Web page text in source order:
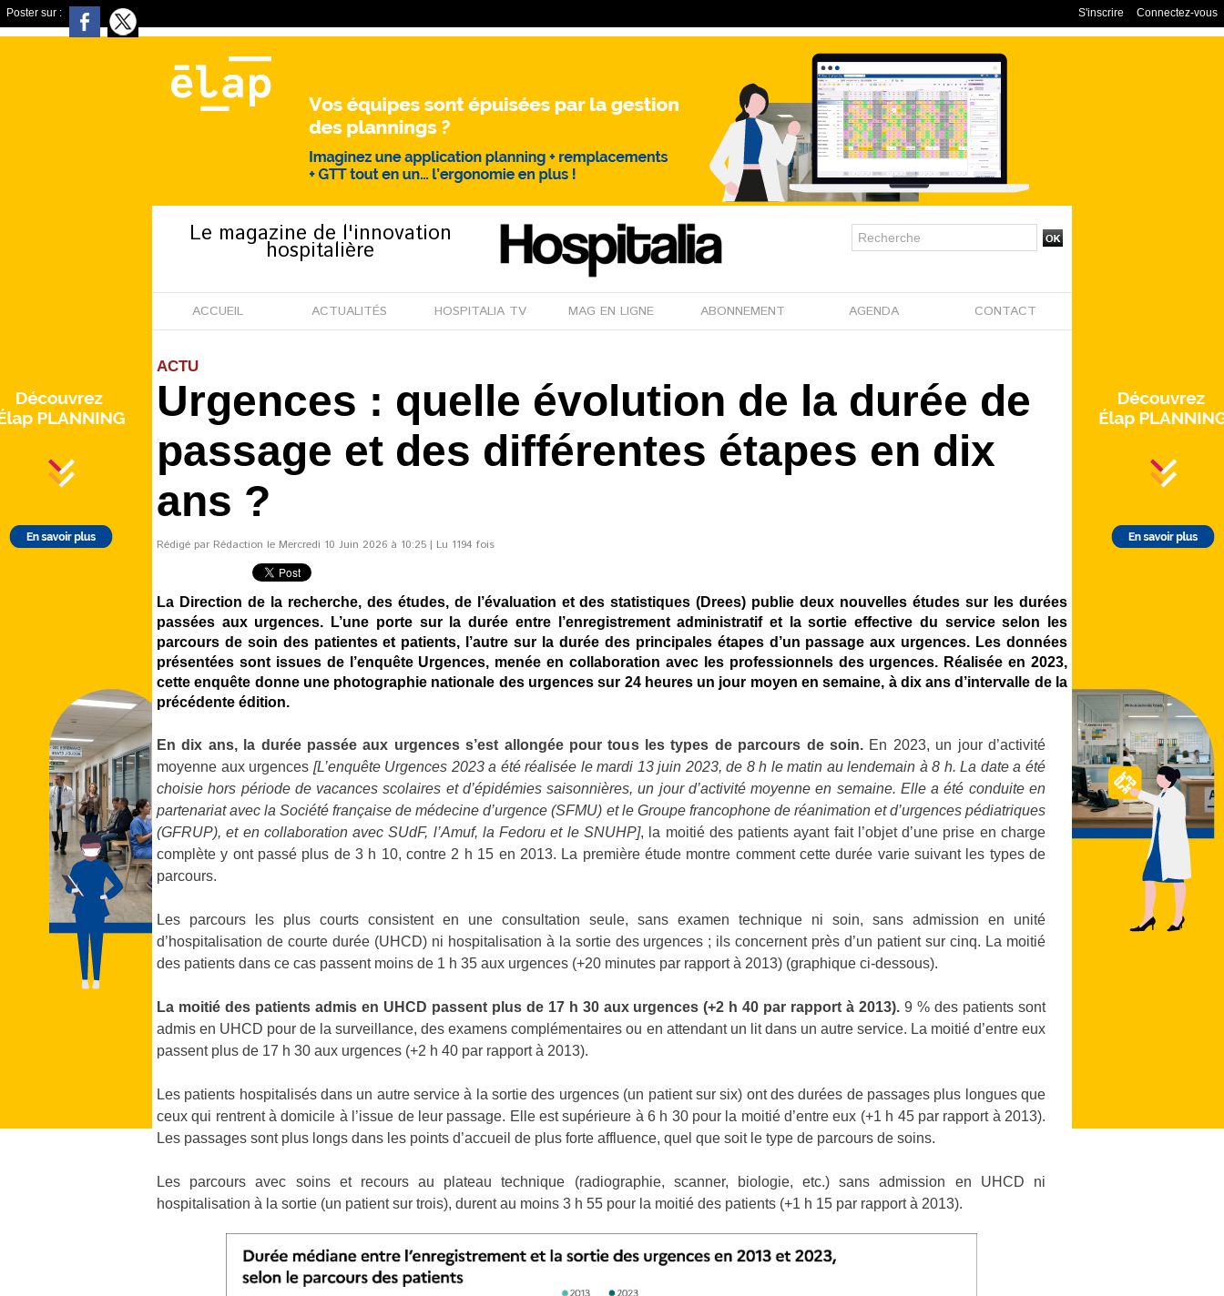
Poster sur : Connectez-vous
S'inscrire
Le magazine de l'innovation
hospitalière
ACCUEIL ACTUALITÉS HOSPITALIA TV MAG EN LIGNE ABONNEMENT AGENDA CONTACT
ACTU
Urgences : quelle évolution de la durée de
passage et des différentes étapes en dix
ans ?
Rédigé par Rédaction le Mercredi 10 Juin 2026 à 10:25 | Lu 1194 fois
La Direction de la recherche, des études, de l’évaluation et des statistiques (Drees) publie deux nouvelles études sur les durées
passées aux urgences. L’une porte sur la durée entre l’enregistrement administratif et la sortie effective du service selon les
parcours de soin des patientes et patients, l’autre sur la durée des principales étapes d’un passage aux urgences. Les données
présentées sont issues de l’enquête Urgences, menée en collaboration avec les professionnels des urgences. Réalisée en 2023,
cette enquête donne une photographie nationale des urgences sur 24 heures un jour moyen en semaine, à dix ans d’intervalle de la
précédente édition.
En dix ans, la durée passée aux urgences s’est allongée pour tous les types de parcours de soin. En 2023, un jour d’activité
moyenne aux urgences [L’enquête Urgences 2023 a été réalisée le mardi 13 juin 2023, de 8 h le matin au lendemain à 8 h. La date a été
choisie hors période de vacances scolaires et d’épidémies saisonnières, un jour d’activité moyenne en semaine. Elle a été conduite en
partenariat avec la Société française de médecine d’urgence (SFMU) et le Groupe francophone de réanimation et d’urgences pédiatriques
(GFRUP), et en collaboration avec SUdF, l’Amuf, la Fedoru et le SNUHP], la moitié des patients ayant fait l’objet d’une prise en charge
complète y ont passé plus de 3 h 10, contre 2 h 15 en 2013. La première étude montre comment cette durée varie suivant les types de
parcours.
Les parcours les plus courts consistent en une consultation seule, sans examen technique ni soin, sans admission en unité
d’hospitalisation de courte durée (UHCD) ni hospitalisation à la sortie des urgences ; ils concernent près d’un patient sur cinq. La moitié
des patients dans ce cas passent moins de 1 h 35 aux urgences (+20 minutes par rapport à 2013) (graphique ci-dessous).
La moitié des patients admis en UHCD passent plus de 17 h 30 aux urgences (+2 h 40 par rapport à 2013).9 % des patients sont
admis en UHCD pour de la surveillance, des examens complémentaires ou en attendant un lit dans un autre service. La moitié d’entre eux
passent plus de 17 h 30 aux urgences (+2 h 40 par rapport à 2013).
Les patients hospitalisés dans un autre service à la sortie des urgences (un patient sur six) ont des durées de passages plus longues que
ceux qui rentrent à domicile à l’issue de leur passage. Elle est supérieure à 6 h 30 pour la moitié d’entre eux (+1 h 45 par rapport à 2013).
Les passages sont plus longs dans les points d’accueil de plus forte affluence, quel que soit le type de parcours de soins.
Les parcours avec soins et recours au plateau technique (radiographie, scanner, biologie, etc.) sans admission en UHCD ni
hospitalisation à la sortie (un patient sur trois), durent au moins 3 h 55 pour la moitié des patients (+1 h 15 par rapport à 2013).